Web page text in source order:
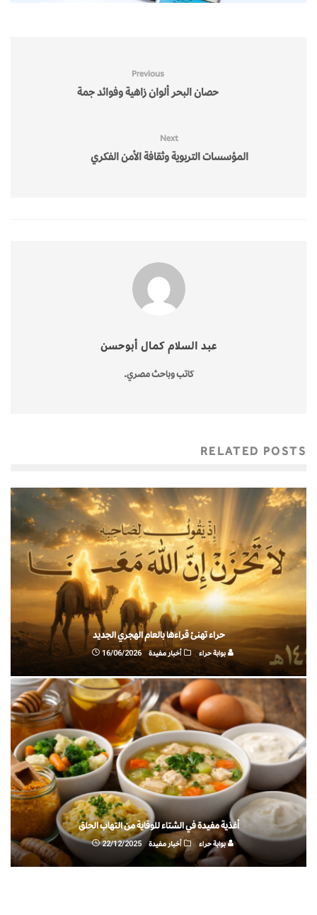
Previous
حصان البحر ألوان زاهية وفوائد جمة
Next
المؤسسات التربوية وثقافة الأمن الفكري
عبد السلام كمال أبوحسن
كاتب وباحث مصري.
RELATED POSTS
حراء تهنئ قراءها بالعام الهجري الجديد
بوابة حراء أخبار مفيدة 16/06/2026
أغذية مفيدة في الشتاء للوقاية من التهاب الحلق
بوابة حراء أخبار مفيدة 22/12/2025